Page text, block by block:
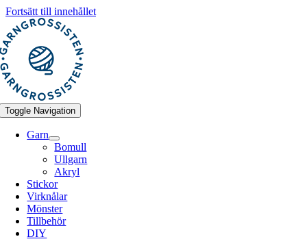
Fortsätt till innehållet
Toggle Navigation
Garn
Bomull
Ullgarn
Akryl
Stickor
Virknålar
Mönster
Tillbehör
DIY